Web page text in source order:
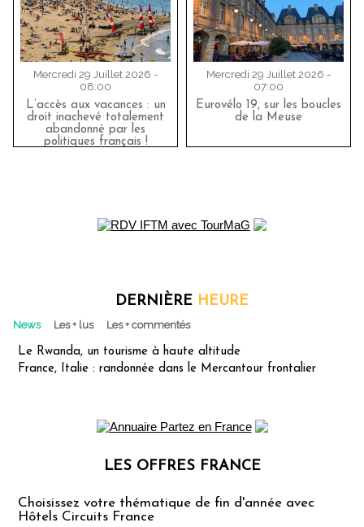
Mercredi 29 Juillet 2026 -
08:00
L’accès aux vacances : un
droit inachevé totalement
abandonné par les
politiques français !
Mercredi 29 Juillet 2026 -
07:00
Eurovélo 19, sur les boucles
de la Meuse
DERNIÈRE HEURE
News Les + lus Les + commentés
Le Rwanda, un tourisme à haute altitude
France, Italie : randonnée dans le Mercantour frontalier
LES OFFRES FRANCE
Choisissez votre thématique de fin d'année avec
Hôtels Circuits France